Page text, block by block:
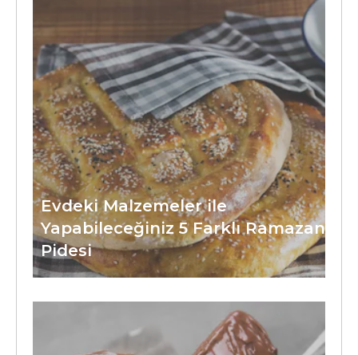
Evdeki Malzemeler ile
Yapabileceğiniz 5 Farklı Ramazan
Pidesi